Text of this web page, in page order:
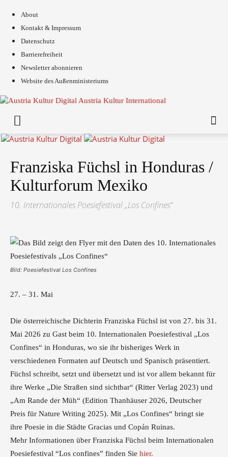
About
Kontakt & Impressum
Datenschutz
Barrierefreiheit
Newsletter abonnieren
Website des Außenministeriums
Austria Kultur International
Franziska Füchsl in Honduras /
Kulturforum Mexiko
10. Internationales Poesiefestival „Los Confines“
Bild: Poesiefestival Los Confines
27. – 31. Mai
Die österreichische Dichterin Franziska Füchsl ist von 27. bis 31.
Mai 2026 zu Gast beim 10. Internationalen Poesiefestival „Los
Confines“ in Honduras, wo sie ihr bisheriges Werk in
verschiedenen Formaten auf Deutsch und Spanisch präsentiert.
Füchsl schreibt, setzt und übersetzt und ist vor allem bekannt für
ihre Werke „Die Straßen sind sichtbar“ (Ritter Verlag 2023) und
„Am Rande der Müh“ (Edition Thanhäuser 2026, Deutscher
Preis für Nature Writing 2025). Mit „Los Confines“ bringt sie
ihre Poesie in die Städte Gracias und Copán Ruinas.
Mehr Informationen über Franziska Füchsl beim Internationalen
Poesiefestival “Los confines” finden Sie hier.